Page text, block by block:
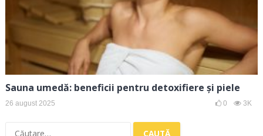
Sauna umedă: beneficii pentru detoxifiere și piele
26 august 2025 0 3K
Caută